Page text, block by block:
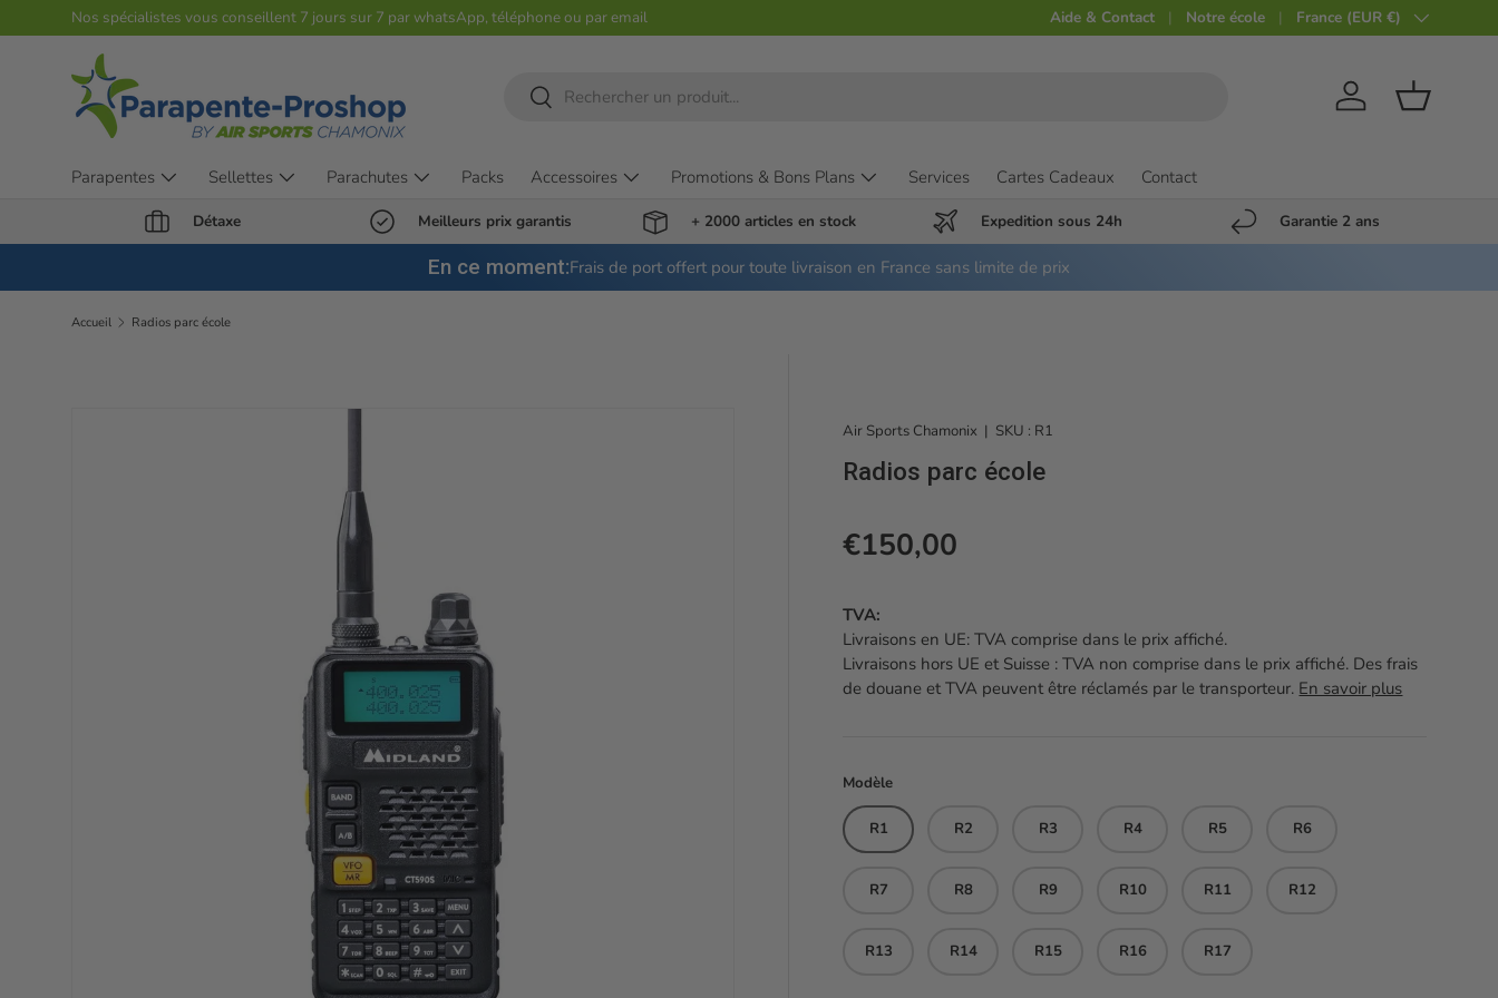
Aller au contenu
Nos spécialistes vous conseillent 7 jours sur 7 par whatsApp, téléphone ou par email Aide & Contact Notre école Pays
France (EUR €)
Recherche
Rechercher
Compte Panier
Parapentes Sellettes Parachutes Packs Accessoires Promotions & Bons Plans Services Cartes Cadeaux Contact
Détaxe Meilleurs prix garantis + 2000 articles en stock Expedition sous 24h Garantie 2 ans
En ce moment:Frais de port offert pour toute livraison en France sans limite de prix
Accueil Radios parc école
Air Sports Chamonix | SKU : R1
Radios parc école
Prix habituel
€150,00
TVA:
Livraisons en UE: TVA comprise dans le prix affiché.
Livraisons hors UE et Suisse : TVA non comprise dans le prix affiché. Des frais
de douane et TVA peuvent être réclamés par le transporteur. En savoir plus
Modèle
R1 R2 R3 R4 R5 R6
R7 R8 R9 R10 R11 R12
R13 R14 R15 R16 R17